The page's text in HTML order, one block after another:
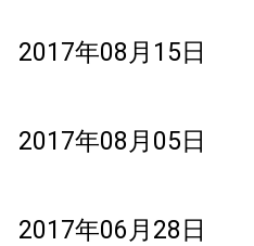
2017年08月15日
2017年08月05日
2017年06月28日